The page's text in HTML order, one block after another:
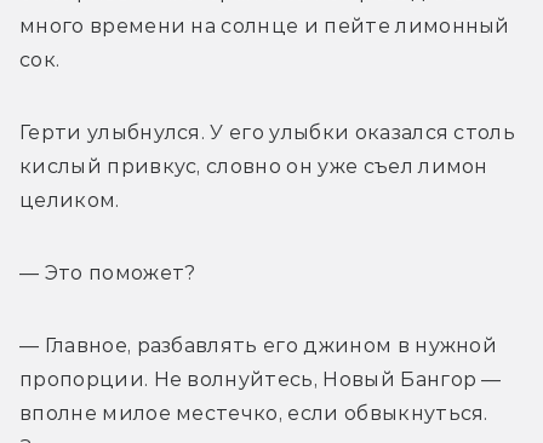
много времени на солнце и пейте лимонный
сок.
Герти улыбнулся. У его улыбки оказался столь
кислый привкус, словно он уже съел лимон
целиком.
— Это поможет?
— Главное, разбавлять его джином в нужной
пропорции. Не волнуйтесь, Новый Бангор —
вполне милое местечко, если обвыкнуться.